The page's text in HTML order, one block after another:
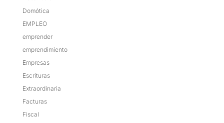
Domótica
EMPLEO
emprender
emprendimiento
Empresas
Escrituras
Extraordinaria
Facturas
Fiscal